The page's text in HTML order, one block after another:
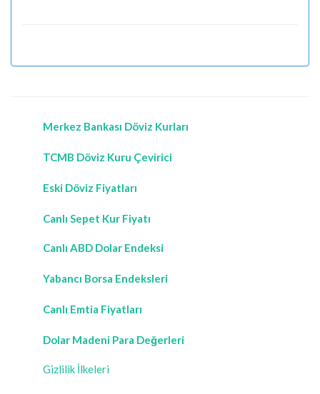
Merkez Bankası Döviz Kurları
TCMB Döviz Kuru Çevirici
Eski Döviz Fiyatları
Canlı Sepet Kur Fiyatı
Canlı ABD Dolar Endeksi
Yabancı Borsa Endeksleri
Canlı Emtia Fiyatları
Dolar Madeni Para Değerleri
Gizlilik İlkeleri